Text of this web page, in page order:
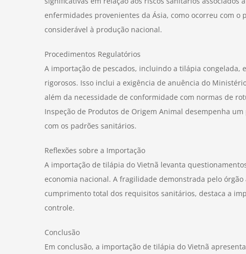
enfermidades provenientes da Ásia, como ocorreu com
considerável à produção nacional.
Procedimentos Regulatórios
A importação de pescados, incluindo a tilápia
rigorosos. Isso inclui a exigência de anuência do
além da necessidade de conformidade com normas de
Inspeção de Produtos de Origem Animal desempenha
com os padrões sanitários.
Reflexões sobre a Importação
A importação de tilápia do Vietnã levanta
economia nacional. A fragilidade demonstrada pelo
cumprimento total dos requisitos sanitários, destaca a
controle.
Conclusão
Em conclusão, a importação de tilápia do Vietnã